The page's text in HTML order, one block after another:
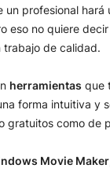
un profesional
eso no quiere
trabajo de calidad.
herramientas que
forma intuitiva y
gratuitos como de
Movie Maker